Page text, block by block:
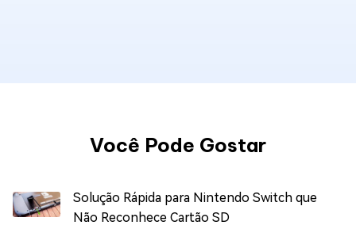
Você Pode Gostar
Solução Rápida para Nintendo Switch que
Não Reconhece Cartão SD